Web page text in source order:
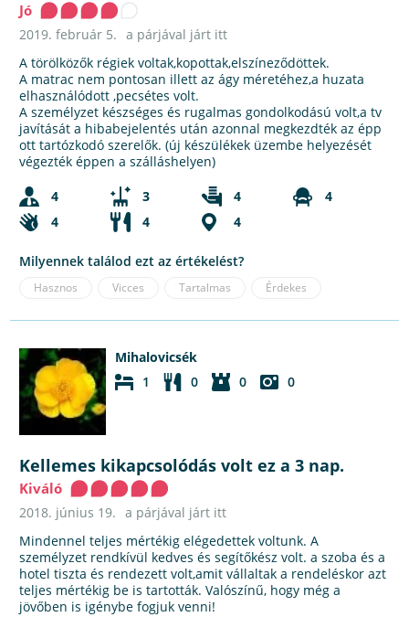
Jó
2019. február 5. a párjával járt itt
A törölközők régiek voltak,kopottak,elszíneződöttek.
A matrac nem pontosan illett az ágy méretéhez,a huzata
elhasználódott ,pecsétes volt.
A személyzet készséges és rugalmas gondolkodású volt,a tv
javítását a hibabejelentés után azonnal megkezdték az épp
ott tartózkodó szerelők. (új készülékek üzembe helyezését
végezték éppen a szálláshelyen)
4
3 4
4
4
4 4
Milyennek találod ezt az értékelést?
Hasznos Vicces Tartalmas Érdekes
Mihalovicsék
1
0 0 0
Kellemes kikapcsolódás volt ez a 3 nap.
Kiváló
2018. június 19. a párjával járt itt
Mindennel teljes mértékig elégedettek voltunk. A
személyzet rendkívül kedves és segítőkész volt. a szoba és a
hotel tiszta és rendezett volt,amit vállaltak a rendeléskor azt
teljes mértékig be is tartották. Valószínű, hogy még a
jövőben is igénybe fogjuk venni!